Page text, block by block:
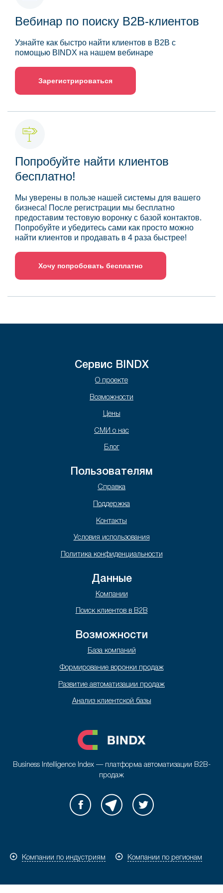
Вебинар по поиску B2B-клиентов
Узнайте как быстро найти клиентов в B2B с
помощью BINDX на нашем вебинаре
Зарегистрироваться
Попробуйте найти клиентов
бесплатно!
Мы уверены в пользе нашей системы для вашего
бизнеса! После регистрации мы бесплатно
предоставим тестовую воронку с базой контактов.
Попробуйте и убедитесь сами как просто можно
найти клиентов и продавать в 4 раза быстрее!
Хочу попробовать бесплатно
Сервис BINDX
О проекте
Возможности
Цены
СМИ о нас
Блог
Пользователям
Справка
Поддержка
Контакты
Условия использования
Политика конфиденциальности
Данные
Компании
Поиск клиентов в B2B
Возможности
База компаний
Формирование воронки продаж
Развитие автоматизации продаж
Анализ клиентской базы
Business Intelligence Index — платформа автоматизации B2B-
продаж
Компании по индустриям Компании по регионам